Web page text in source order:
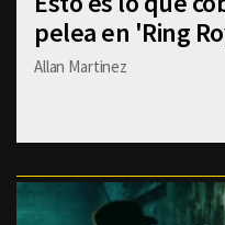
pelea en 'Ring
Allan Martinez